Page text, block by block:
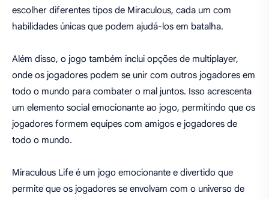
escolher diferentes tipos de Miraculous, cada um com
habilidades únicas que podem ajudá-los em batalha.
Além disso, o jogo também inclui opções de multiplayer,
onde os jogadores podem se unir com outros jogadores em
todo o mundo para combater o mal juntos. Isso acrescenta
um elemento social emocionante ao jogo, permitindo que os
jogadores formem equipes com amigos e jogadores de
todo o mundo.
Miraculous Life é um jogo emocionante e divertido que
permite que os jogadores se envolvam com o universo de